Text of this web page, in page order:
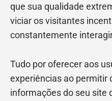
que sua qualidade
viciar os visitantes
constantemente
Tudo por oferecer aos
experiências ao permitir
informações do seu site